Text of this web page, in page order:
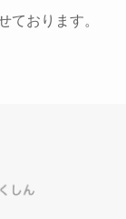
ております。